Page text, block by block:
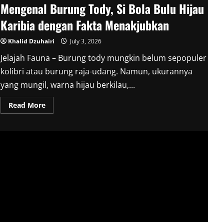
Mengenal Burung Tody, Si Bola Bulu Hijau
Karibia dengan Fakta Menakjubkan
Khalid Dzuhairi July 3, 2026
Jelajah Fauna – Burung tody mungkin belum sepopuler
kolibri atau burung raja-udang. Namun, ukurannya
yang mungil, warna hijau berkilau,...
Read MoreRead
more